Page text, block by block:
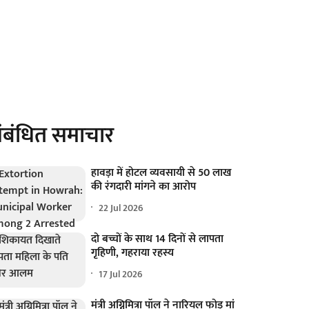
समाचार
हावड़ा में होटल व्यवसायी से 50 लाख
की रंगदारी मांगने का आरोप
22 Jul 2026
दो बच्चों के साथ 14 दिनों से लापता
गृहिणी, गहराया रहस्य
17 Jul 2026